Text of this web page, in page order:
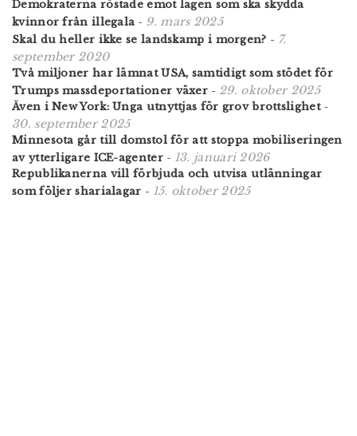
Demokraterna röstade emot lagen som ska skydda
kvinnor från illegala - 9. mars 2025
Skal du heller ikke se landskamp i morgen? - 7.
september 2020
Två miljoner har lämnat USA, samtidigt som stödet för
Trumps massdeportationer växer - 29. oktober 2025
Även i New York: Unga utnyttjas för grov brottslighet-
30. september 2025
Minnesota går till domstol för att stoppa mobiliseringen
av ytterligare ICE-agenter- 13. januari 2026
Republikanerna vill förbjuda och utvisa utlänningar
som följer sharialagar - 15. oktober 2025